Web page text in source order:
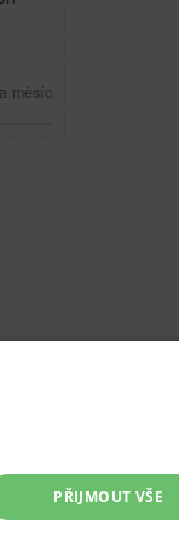
měsíc
PŘIJMOUT VŠE